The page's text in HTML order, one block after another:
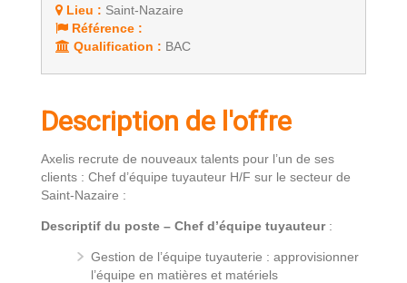
Lieu : Saint-Nazaire
Référence :
Qualification : BAC
Description de l'offre
Axelis recrute de nouveaux talents pour l’un de ses
clients : Chef d’équipe tuyauteur H/F sur le secteur de
Saint-Nazaire :
Descriptif du poste – Chef d’équipe tuyauteur :
Gestion de l’équipe tuyauterie : approvisionner
l’équipe en matières et matériels